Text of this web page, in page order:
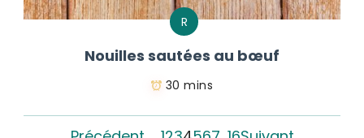
R
Nouilles sautées au bœuf
30 mins